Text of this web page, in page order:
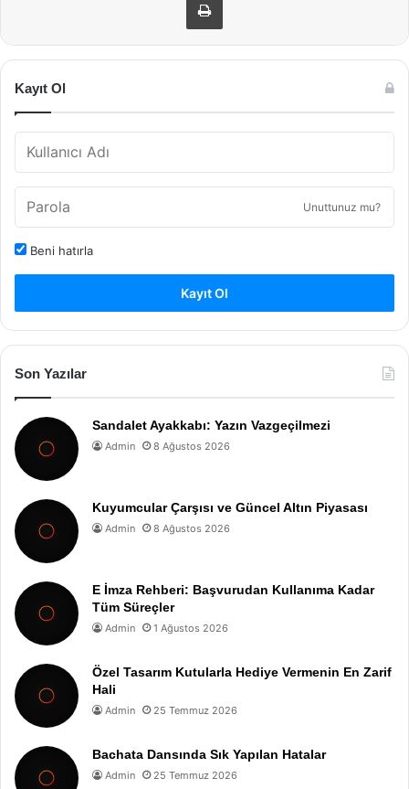
Kayıt Ol
Unuttunuz mu?
Beni hatırla
Kayıt Ol
Son Yazılar
Sandalet Ayakkabı: Yazın Vazgeçilmezi
Admin 8 Ağustos 2026
Kuyumcular Çarşısı ve Güncel Altın Piyasası
Admin 8 Ağustos 2026
E İmza Rehberi: Başvurudan Kullanıma Kadar
Tüm Süreçler
Admin 1 Ağustos 2026
Özel Tasarım Kutularla Hediye Vermenin En Zarif
Hali
Admin 25 Temmuz 2026
Bachata Dansında Sık Yapılan Hatalar
Admin 25 Temmuz 2026